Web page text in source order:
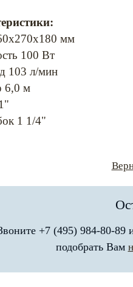
мм
100 Вт
103 л/мин
6,0 м
1 1/4"
+7 (495) 984-80-89
подобрать Вам